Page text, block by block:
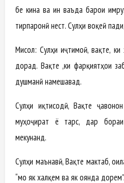
бе кина ва ин ваъда барои
тирпаронӣ нест. Сулҳи воқеӣ
Мисол: Сулҳи иҷтимоӣ, вақте,
дорад. Вақте ,ки фарқиятҳои
душманӣ намешавад.
Сулҳи иқтисодӣ, Вақте
муҳоҷират ё тарс, дар
мекунанд.
Сулҳи маънавӣ, Вақте мактаб,
“мо як халқем ва як оянда дорем”.